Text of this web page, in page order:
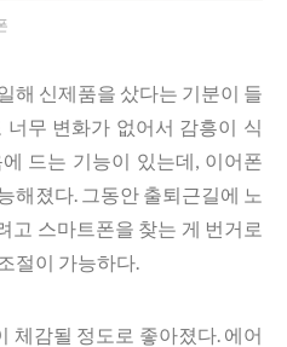
해 신제품을 샀다는 기분이 들
무 변화가 없어서 감흥이 식
드는 기능이 있는데, 이어폰
해졌다. 그동안 출퇴근길에 노
고 스마트폰을 찾는 게 번거로
절이 가능하다.
체감될 정도로 좋아졌다. 에어